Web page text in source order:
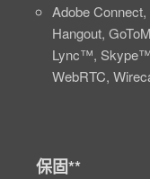
Adobe
Hangout,
Lync™,
WebRTC,
保固**